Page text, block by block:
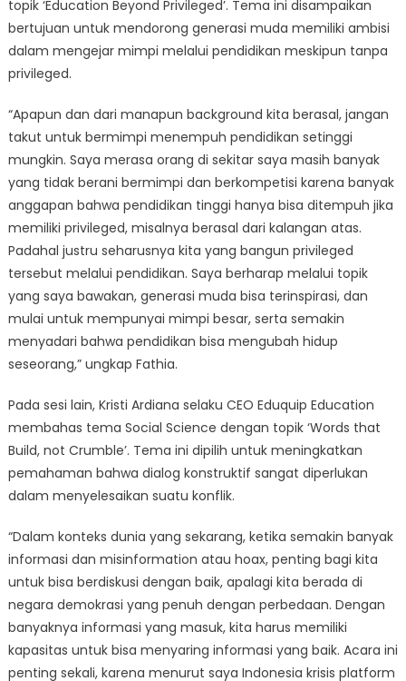
topik ‘Education Beyond Privileged’. Tema ini disampaikan
bertujuan untuk mendorong generasi muda memiliki ambisi
dalam mengejar mimpi melalui pendidikan meskipun tanpa
privileged.
“Apapun dan dari manapun background kita berasal, jangan
takut untuk bermimpi menempuh pendidikan setinggi
mungkin. Saya merasa orang di sekitar saya masih banyak
yang tidak berani bermimpi dan berkompetisi karena banyak
anggapan bahwa pendidikan tinggi hanya bisa ditempuh jika
memiliki privileged, misalnya berasal dari kalangan atas.
Padahal justru seharusnya kita yang bangun privileged
tersebut melalui pendidikan. Saya berharap melalui topik
yang saya bawakan, generasi muda bisa terinspirasi, dan
mulai untuk mempunyai mimpi besar, serta semakin
menyadari bahwa pendidikan bisa mengubah hidup
seseorang,” ungkap Fathia.
Pada sesi lain, Kristi Ardiana selaku CEO Eduquip Education
membahas tema Social Science dengan topik ‘Words that
Build, not Crumble’. Tema ini dipilih untuk meningkatkan
pemahaman bahwa dialog konstruktif sangat diperlukan
dalam menyelesaikan suatu konflik.
“Dalam konteks dunia yang sekarang, ketika semakin banyak
informasi dan misinformation atau hoax, penting bagi kita
untuk bisa berdiskusi dengan baik, apalagi kita berada di
negara demokrasi yang penuh dengan perbedaan. Dengan
banyaknya informasi yang masuk, kita harus memiliki
kapasitas untuk bisa menyaring informasi yang baik. Acara ini
penting sekali, karena menurut saya Indonesia krisis platform